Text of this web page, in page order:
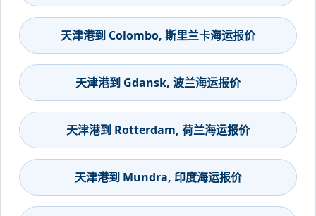
天津港到 Colombo, 斯里兰卡海运报价
天津港到 Gdansk, 波兰海运报价
天津港到 Rotterdam, 荷兰海运报价
天津港到 Mundra, 印度海运报价